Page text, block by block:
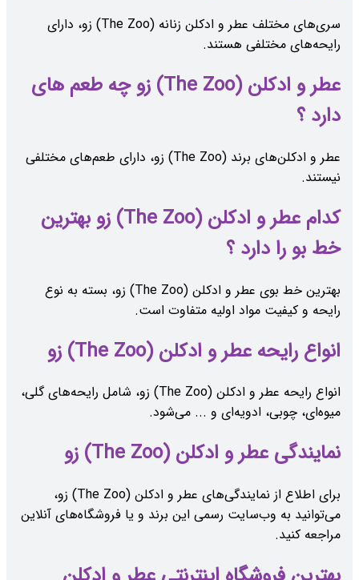
سری‌های مختلف عطر و ادکلن زنانه (The Zoo) زو، دارای
رایحه‌های مختلفی هستند.
عطر و ادکلن (The Zoo) زو چه طعم های
دارد ؟
عطر و ادکلن‌های برند (The Zoo) زو، دارای طعم‌های مختلفی
نیستند.
کدام عطر و ادکلن (The Zoo) زو بهترین
خط بو را دارد ؟
بهترین خط بوی عطر و ادکلن (The Zoo) زو، بسته به نوع
رایحه و کیفیت مواد اولیه متفاوت است.
انواع رایحه عطر و ادکلن (The Zoo) زو
انواع رایحه عطر و ادکلن (The Zoo) زو، شامل رایحه‌های گلی،
میوه‌ای، چوبی، ادویه‌ای و ... می‌شود.
نمایندگی عطر و ادکلن (The Zoo) زو
برای اطلاع از نمایندگی‌های عطر و ادکلن (The Zoo) زو،
می‌توانید به وب‌سایت رسمی این برند و یا فروشگاه‌های آنلاین
مراجعه کنید.